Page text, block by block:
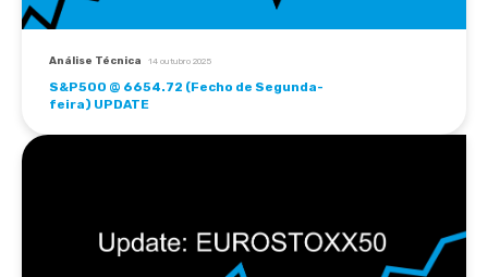
Análise Técnica 14 outubro 2025
S&P500 @ 6654.72 (Fecho de Segunda-
feira) UPDATE